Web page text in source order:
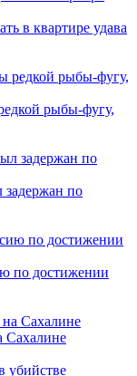
в квартире удава
рыбы-фугу,
задержан по
по достижении
Сахалине